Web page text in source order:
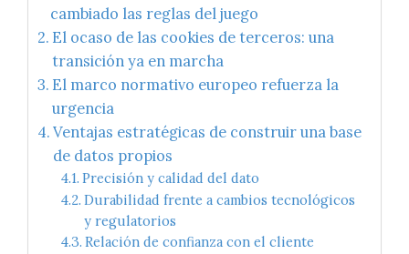
cambiado las reglas del juego
El ocaso de las cookies de terceros: una
transición ya en marcha
El marco normativo europeo refuerza la
urgencia
Ventajas estratégicas de construir una base
de datos propios
Precisión y calidad del dato
Durabilidad frente a cambios tecnológicos
y regulatorios
Relación de confianza con el cliente